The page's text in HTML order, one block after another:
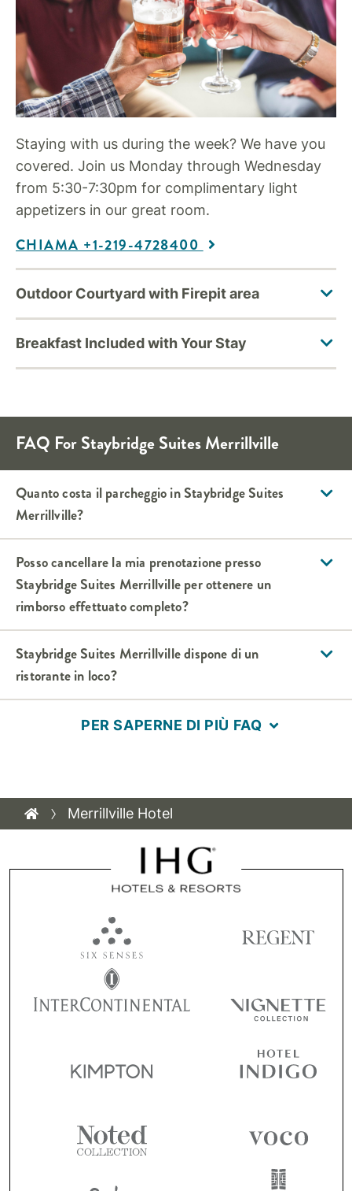
Staying with us during the week? We have you
covered. Join us Monday through Wednesday
from 5:30-7:30pm for complimentary light
appetizers in our great room.
CHIAMA +1-219-4728400
FAQ ForStaybridge SuitesMerrillville
Quanto costa il parcheggio inStaybridge Suites
Merrillville?
Posso cancellare la mia prenotazione presso
Staybridge Suites Merrillvilleper ottenere un
rimborso effettuato completo?
Staybridge Suites Merrillvilledispone di un
ristorante in loco?
PER SAPERNE DI PIÙ FAQ
Merrillville Hotel